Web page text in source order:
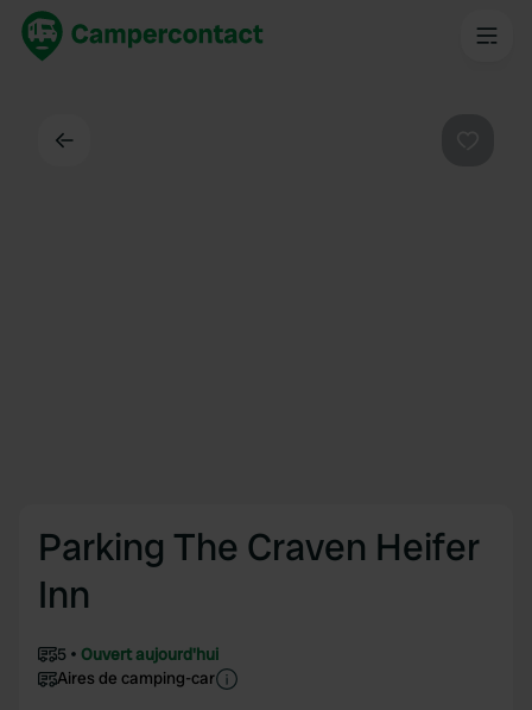
Parking The Craven Heifer
Inn
5
Ouvert aujourd'hui
Aires de camping-car